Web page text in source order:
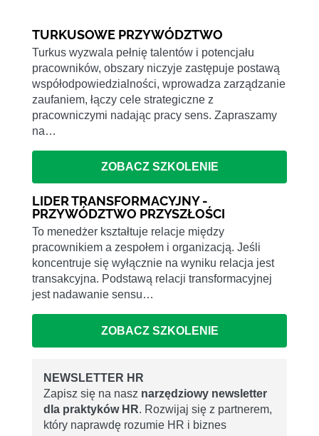
TURKUSOWE PRZYWÓDZTWO
Turkus wyzwala pełnię talentów i potencjału
pracowników, obszary niczyje zastępuje postawą
współodpowiedzialności, wprowadza zarządzanie
zaufaniem, łączy cele strategiczne z
pracowniczymi nadając pracy sens. Zapraszamy
na…
ZOBACZ SZKOLENIE
LIDER TRANSFORMACYJNY -
PRZYWÓDZTWO PRZYSZŁOŚCI
To menedżer kształtuje relacje między
pracownikiem a zespołem i organizacją. Jeśli
koncentruje się wyłącznie na wyniku relacja jest
transakcyjna. Podstawą relacji transformacyjnej
jest nadawanie sensu…
ZOBACZ SZKOLENIE
NEWSLETTER HR
Zapisz się na nasz narzędziowy newsletter
dla praktyków HR. Rozwijaj się z partnerem,
który naprawdę rozumie HR i biznes